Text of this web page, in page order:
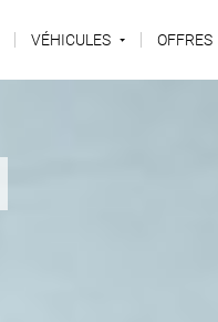
VÉHICULES OFFRES